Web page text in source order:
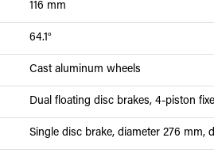
116 mm
64.1°
Cast aluminum wheels
Dual floating disc brakes, 4-piston
Single disc brake, diameter 276 mm,